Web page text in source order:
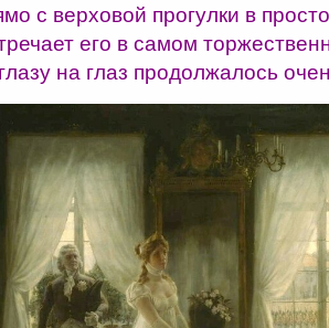
с верховой прогулки в
его в самом
на глаз продолжалось